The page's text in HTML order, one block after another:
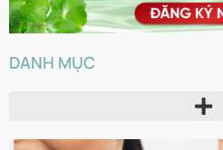
DANH MỤC